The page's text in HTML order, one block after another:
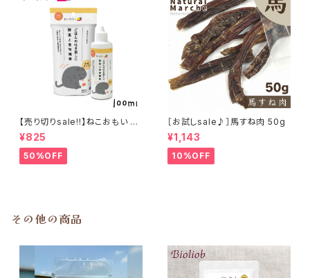
【売り切りsale!!】ねこおもい 猫
ご飯の吐き戻しに 酵素と食物繊
維 100ml
¥825
50%OFF
［お試しsale♪］馬すね肉 50g
¥1,143
10%OFF
その他の商品